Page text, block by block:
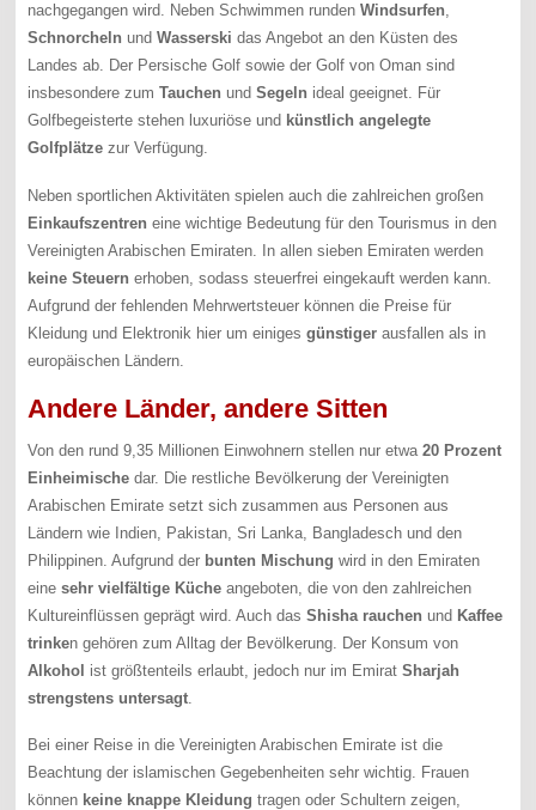
nachgegangen wird. Neben Schwimmen rundenWindsurfen,
Schnorcheln undWasserski das Angebot an den Küsten des
Landes ab. Der Persische Golf sowie der Golf von Oman sind
insbesondere zumTauchen undSegeln ideal geeignet. Für
Golfbegeisterte stehen luxuriöse und künstlich angelegte
Golfplätze zur Verfügung.
Neben sportlichen Aktivitäten spielen auch die zahlreichen großen
Einkaufszentren eine wichtige Bedeutung für den Tourismus in den
Vereinigten Arabischen Emiraten. In allen sieben Emiraten werden
keine Steuern erhoben, sodass steuerfrei eingekauft werden kann.
Aufgrund der fehlenden Mehrwertsteuer können die Preise für
Kleidung und Elektronik hier um einigesgünstiger ausfallen als in
europäischen Ländern.
Andere Länder, andere Sitten
Von den rund 9,35 Millionen Einwohnern stellen nur etwa20 Prozent
Einheimische dar. Die restliche Bevölkerung der Vereinigten
Arabischen Emirate setzt sich zusammen aus Personen aus
Ländern wie Indien, Pakistan, Sri Lanka, Bangladesch und den
Philippinen. Aufgrund der bunten Mischung wird in den Emiraten
einesehr vielfältige Küche angeboten, die von den zahlreichen
Kultureinflüssen geprägt wird. Auch dasShisha rauchen und Kaffee
trinken gehören zum Alltag der Bevölkerung. Der Konsum von
Alkohol ist größtenteils erlaubt, jedoch nur im Emirat Sharjah
strengstens untersagt
Bei einer Reise in die Vereinigten Arabischen Emirate ist die
Beachtung der islamischen Gegebenheiten sehr wichtig. Frauen
können keine knappe Kleidung tragen oder Schultern zeigen,